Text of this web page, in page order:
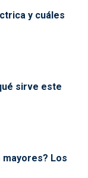
y cuáles
sirve este
mayores? Los